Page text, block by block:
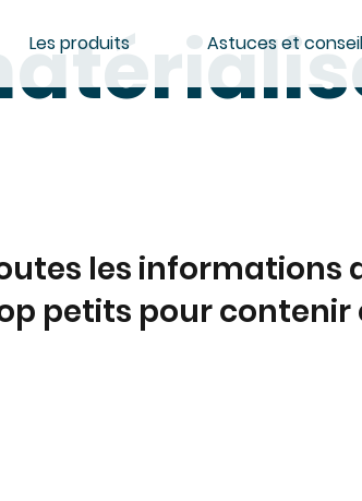
Les produits Astuces et
les informations
petits pour